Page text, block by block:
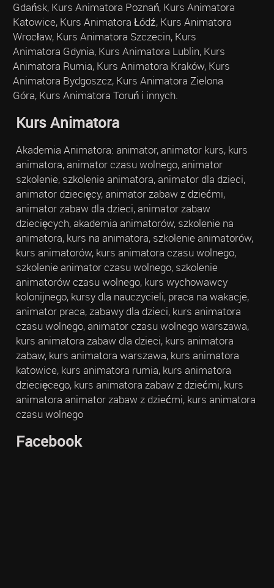
Gdańsk, Kurs Animatora Poznań, Kurs Animatora
Katowice, Kurs Animatora Łódź, Kurs Animatora
Wrocław, Kurs Animatora Szczecin, Kurs
Animatora Gdynia, Kurs Animatora Lublin, Kurs
Animatora Rumia, Kurs Animatora Kraków, Kurs
Animatora Bydgoszcz, Kurs Animatora Zielona
Góra, Kurs Animatora Toruń i innych.
Kurs Animatora
Akademia Animatora: animator, animator kurs, kurs
animatora, animator czasu wolnego, animator
szkolenie, szkolenie animatora, animator dla dzieci,
animator dziecięcy, animator zabaw z dziećmi,
animator zabaw dla dzieci, animator zabaw
dziecięcych, akademia animatorów, szkolenie na
animatora, kurs na animatora, szkolenie animatorów,
kurs animatorów, kurs animatora czasu wolnego,
szkolenie animator czasu wolnego, szkolenie
animatorów czasu wolnego, kurs wychowawcy
kolonijnego, kursy dla nauczycieli, praca na wakacje,
animator praca, zabawy dla dzieci, kurs animatora
czasu wolnego, animator czasu wolnego warszawa,
kurs animatora zabaw dla dzieci, kurs animatora
zabaw, kurs animatora warszawa, kurs animatora
katowice, kurs animatora rumia, kurs animatora
dziecięcego, kurs animatora zabaw z dziećmi, kurs
animatora animator zabaw z dziećmi, kurs animatora
czasu wolnego
Facebook